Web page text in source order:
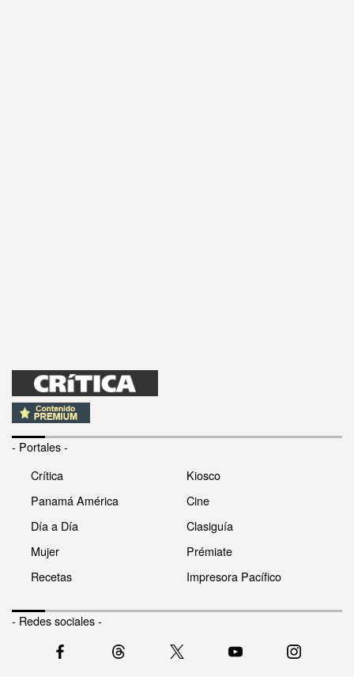
- Portales -
Crítica
Panamá América
Día a Día
Mujer
Recetas
Kiosco
Cine
Clasiguía
Prémiate
Impresora Pacífico
- Redes sociales -